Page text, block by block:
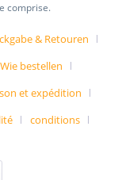
comprise.
& Retouren
Wie bestellen
et expédition
conditions